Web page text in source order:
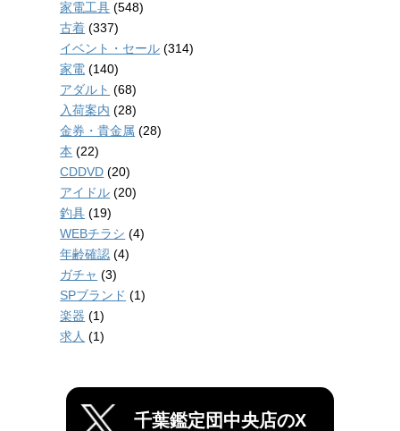
家電工具 (548)
古着 (337)
イベント・セール (314)
家電 (140)
アダルト (68)
入荷案内 (28)
金券・貴金属 (28)
本 (22)
CDDVD (20)
アイドル (20)
釣具 (19)
WEBチラシ (4)
年齢確認 (4)
ガチャ (3)
SPブランド (1)
楽器 (1)
求人 (1)
千葉鑑定団中央店のX